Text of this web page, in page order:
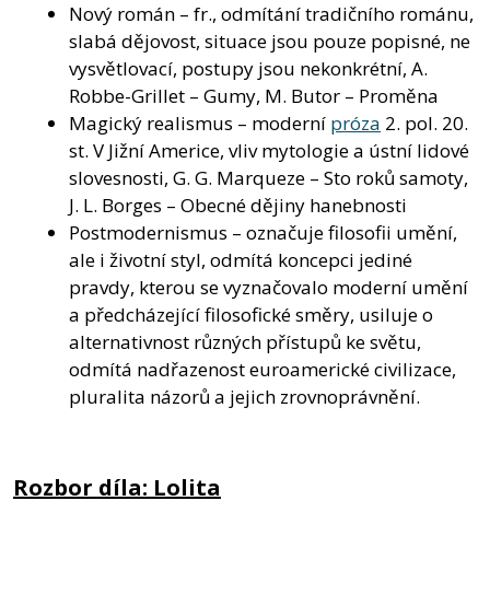
Nový román – fr., odmítání tradičního románu,
slabá dějovost, situace jsou pouze popisné, ne
vysvětlovací, postupy jsou nekonkrétní, A.
Robbe-Grillet – Gumy, M. Butor – Proměna
Magický realismus – moderní próza 2. pol. 20.
st. V Jižní Americe, vliv mytologie a ústní lidové
slovesnosti, G. G. Marqueze – Sto roků samoty,
J. L. Borges – Obecné dějiny hanebnosti
Postmodernismus – označuje filosofii umění,
ale i životní styl, odmítá koncepci jediné
pravdy, kterou se vyznačovalo moderní umění
a předcházející filosofické směry, usiluje o
alternativnost různých přístupů ke světu,
odmítá nadřazenost euroamerické civilizace,
pluralita názorů a jejich zrovnoprávnění.
Rozbor díla: Lolita